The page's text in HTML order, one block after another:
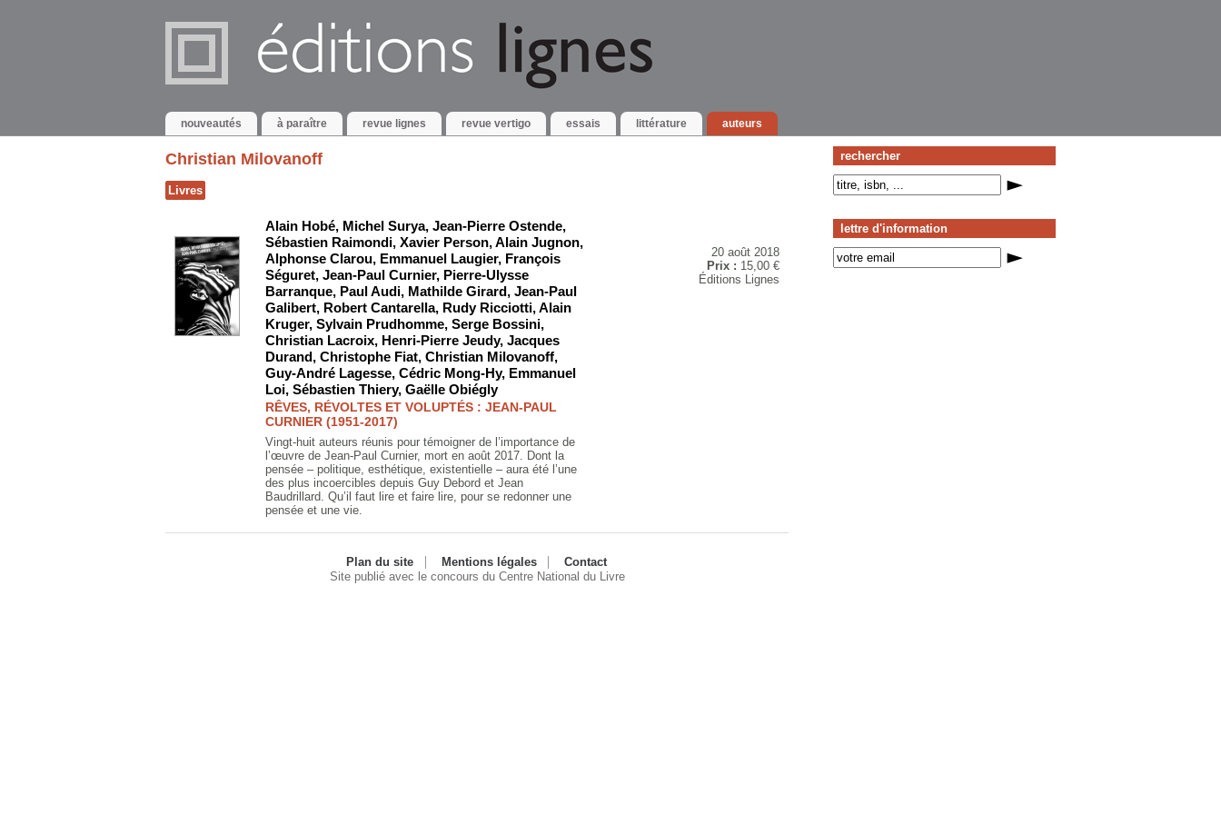
nouveautés à paraître revue lignes revue vertigo essais littérature auteurs
rechercher
lettre d'information
Christian Milovanoff
Livres
20 août 2018
Prix : 15,00 €
Éditions Lignes
Alain Hobé, Michel Surya, Jean-Pierre Ostende,
Sébastien Raimondi, Xavier Person,Alain Jugnon,
Alphonse Clarou, Emmanuel Laugier, François
Séguret, Jean-Paul Curnier, Pierre-Ulysse
Barranque, Paul Audi, Mathilde Girard, Jean-Paul
Galibert, Robert Cantarella, Rudy Ricciotti,Alain
Kruger, Sylvain Prudhomme, Serge Bossini,
Christian Lacroix, Henri-Pierre Jeudy, Jacques
Durand, Christophe Fiat, Christian Milovanoff,
Guy-André Lagesse, Cédric Mong-Hy, Emmanuel
Loi, Sébastien Thiery, Gaëlle Obiégly
RÊVES, RÉVOLTES ET VOLUPTÉS : JEAN-PAUL
CURNIER (1951-2017)
Vingt-huit auteurs réunis pour témoigner de l’importance de
l’œuvre de Jean-Paul Curnier, mort en août 2017. Dont la
pensée – politique, esthétique, existentielle – aura été l’une
des plus incoercibles depuis Guy Debord et Jean
Baudrillard. Qu’il faut lire et faire lire, pour se redonner une
pensée et une vie.
Plan du site Mentions légales
Contact
Site publié avec le concours du Centre National du Livre